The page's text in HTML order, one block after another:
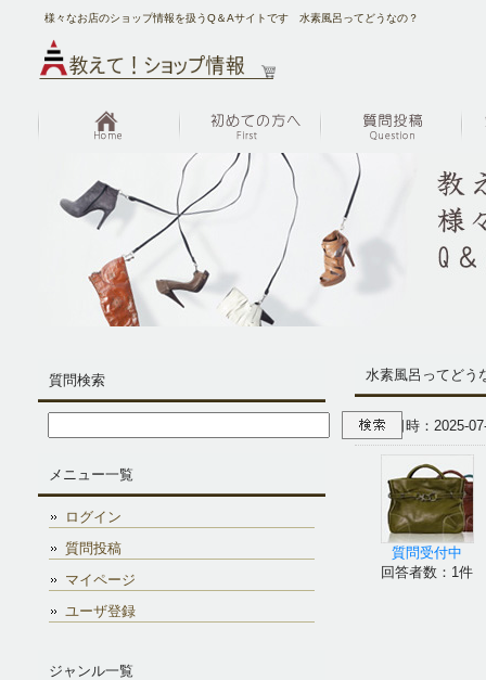
様々なお店のショップ情報を扱うQ＆Aサイトです 水素風呂ってどうなの？
水素風呂ってどう
投稿日時：2025-
質問受付中
回答者数：1件
質問検索
メニュー一覧
ログイン
質問投稿
マイページ
ユーザ登録
ジャンル一覧